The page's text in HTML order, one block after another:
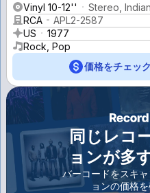
Vinyl 10-12''
Stereo,
RCA
APL2-2587
US
1977
Rock, Pop
価格をチェック
同じレコ
ョンが多
バーコードをスキ
ョンの価格